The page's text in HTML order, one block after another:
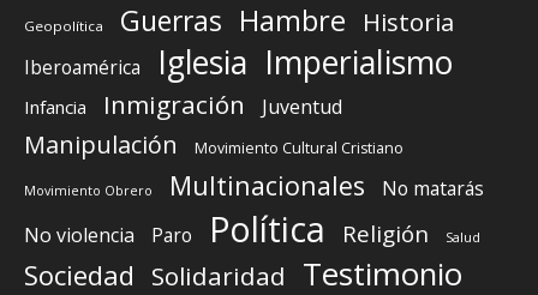
Geopolítica Guerras Hambre Historia
Iberoamérica Iglesia Imperialismo
Infancia Inmigración Juventud
Manipulación Movimiento Cultural Cristiano
Movimiento Obrero Multinacionales
No matarás
No violencia
Paro Política Religión Salud
Sociedad Solidaridad Testimonio